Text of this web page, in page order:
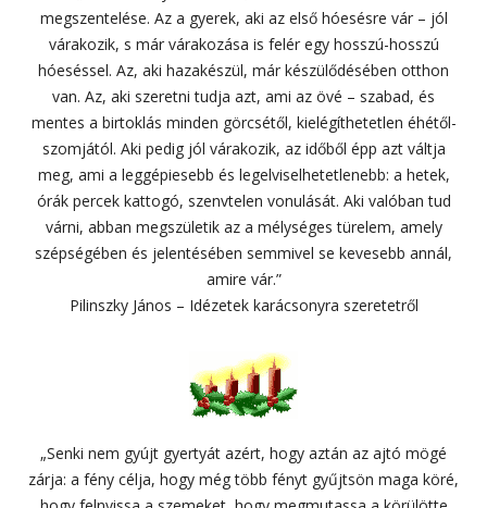
megszentelése. Az a gyerek, aki az első hóesésre vár – jól
várakozik, s már várakozása is felér egy hosszú-hosszú
hóeséssel. Az, aki hazakészül, már készülődésében otthon
van. Az, aki szeretni tudja azt, ami az övé – szabad, és
mentes a birtoklás minden görcsétől, kielégíthetetlen éhétől-
szomjától. Aki pedig jól várakozik, az időből épp azt váltja
meg, ami a leggépiesebb és legelviselhetetlenebb: a hetek,
órák percek kattogó, szenvtelen vonulását. Aki valóban tud
várni, abban megszületik az a mélységes türelem, amely
szépségében és jelentésében semmivel se kevesebb annál,
amire vár.”
Pilinszky János – Idézetek karácsonyra szeretetről
„Senki nem gyújt gyertyát azért, hogy aztán az ajtó mögé
zárja: a fény célja, hogy még több fényt gyűjtsön maga köré,